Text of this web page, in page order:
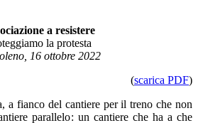
a resistere
la protesta
16 ottobre 2022
(scarica PDF)
a fianco del cantiere per il treno che non
parallelo: un cantiere che ha a che